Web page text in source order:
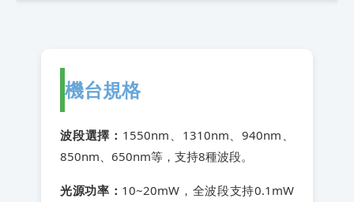
機台規格
波段選擇： 1550nm、1310nm、940nm、
850nm、650nm等，支持8種波段。
光源功率： 10~20mW，全波段支持0.1mW